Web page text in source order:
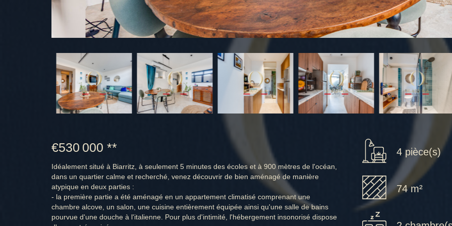
€530 000 **
Idéalement situé à Biarritz, à seulement 5 minutes des écoles et à 900 mètres de l'océan,
dans un quartier calme et recherché, venez découvrir de bien aménagé de manière
atypique en deux parties :
- la première partie a été aménagé en un appartement climatisé comprenant une
chambre alcove, un salon, une cuisine entièrement équipée ainsi qu'une salle de bains
pourvue d'une douche à l'italienne. Pour plus d'intimité, l'hébergement insonorisé dispose
4 pièce(s)
74 m²